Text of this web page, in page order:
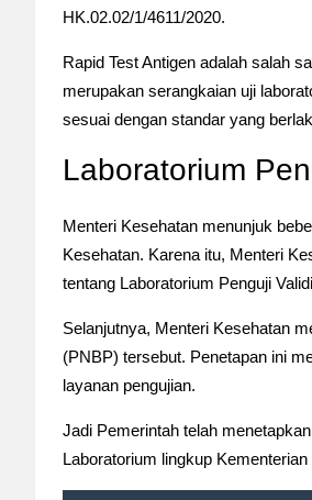
HK.02.02/1/4611/2020.
Rapid Test Antigen adalah salah
merupakan serangkaian uji
sesuai dengan standar yang
Laboratorium
Menteri Kesehatan menunjuk
Kesehatan. Karena itu, Menteri
tentang Laboratorium Penguji
Selanjutnya, Menteri Kesehatan
(PNBP) tersebut. Penetapan ini
layanan pengujian.
Jadi Pemerintah telah
Laboratorium lingkup